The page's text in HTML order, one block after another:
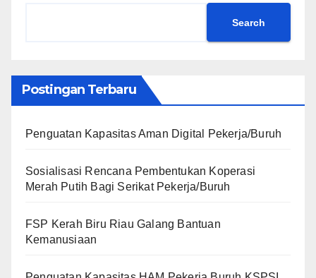
Search
Postingan Terbaru
Penguatan Kapasitas Aman Digital Pekerja/Buruh
Sosialisasi Rencana Pembentukan Koperasi
Merah Putih Bagi Serikat Pekerja/Buruh
FSP Kerah Biru Riau Galang Bantuan
Kemanusiaan